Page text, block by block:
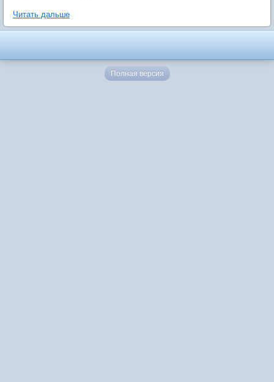
Читать дальше
Полная версия